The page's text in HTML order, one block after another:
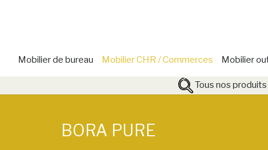
Mobilier de bureau Mobilier CHR / Commerces Mobilier
Tous nos produits
BORA PURE